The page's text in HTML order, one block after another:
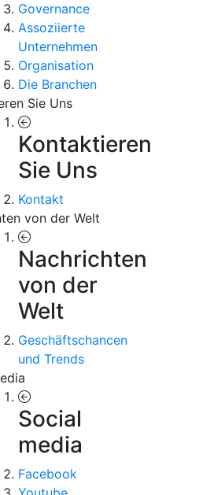
Governance
Assoziierte
Unternehmen
Organisation
Die Branchen
Sie Uns
Kontaktieren
Sie Uns
Kontakt
von der Welt
Nachrichten
von der
Welt
Geschäftschancen
und Trends
Social
media
Facebook